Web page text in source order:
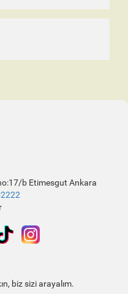
b Etimesgut Ankara
biz sizi arayalım.